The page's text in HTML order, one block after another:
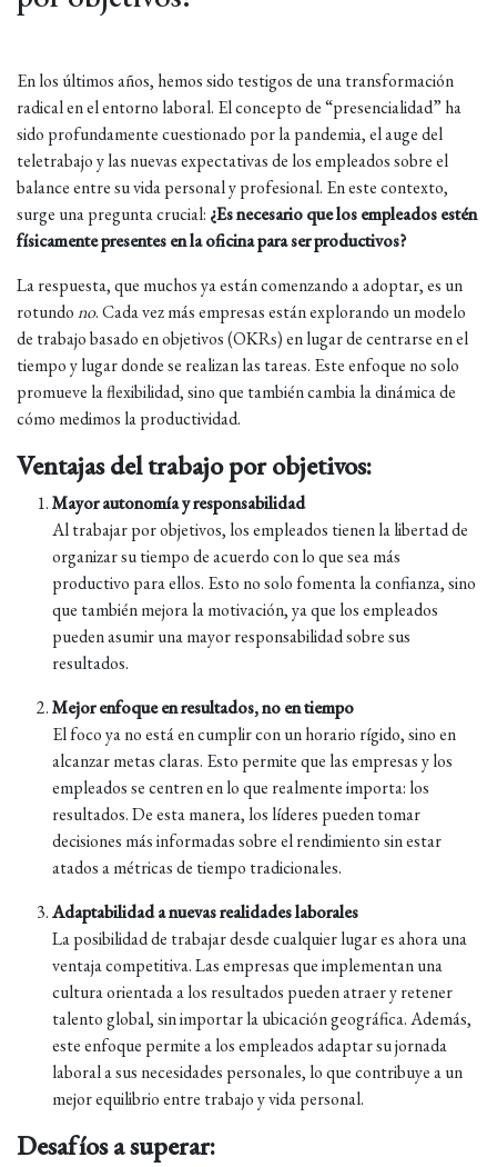
En los últimos años, hemos sido testigos de una transformación
radical en el entorno laboral. El concepto de “presencialidad” ha
sido profundamente cuestionado por la pandemia, el auge del
teletrabajo y las nuevas expectativas de los empleados sobre el
balance entre su vida personal y profesional. En este contexto,
surge una pregunta crucial: ¿Es necesario que los empleados estén
físicamente presentes en la oficina para ser productivos?
La respuesta, que muchos ya están comenzando a adoptar, es un
rotundono. Cada vez más empresas están explorando un modelo
de trabajo basado en objetivos (OKRs) en lugar de centrarse en el
tiempo y lugar donde se realizan las tareas. Este enfoque no solo
promueve la flexibilidad, sino que también cambia la dinámica de
cómo medimos la productividad.
Ventajas del trabajo por objetivos:
Mayor autonomía y responsabilidad
Al trabajar por objetivos, los empleados tienen la libertad de
organizar su tiempo de acuerdo con lo que sea más
productivo para ellos. Esto no solo fomenta la confianza, sino
que también mejora la motivación, ya que los empleados
pueden asumir una mayor responsabilidad sobre sus
resultados.
Mejor enfoque en resultados, no en tiempo
El foco ya no está en cumplir con un horario rígido, sino en
alcanzar metas claras. Esto permite que las empresas y los
empleados se centren en lo que realmente importa: los
resultados. De esta manera, los líderes pueden tomar
decisiones más informadas sobre el rendimiento sin estar
atados a métricas de tiempo tradicionales.
Adaptabilidad a nuevas realidades laborales
La posibilidad de trabajar desde cualquier lugar es ahora una
ventaja competitiva. Las empresas que implementan una
cultura orientada a los resultados pueden atraer y retener
talento global, sin importar la ubicación geográfica. Además,
este enfoque permite a los empleados adaptar su jornada
laboral a sus necesidades personales, lo que contribuye a un
mejor equilibrio entre trabajo y vida personal.
Desafíos a superar: